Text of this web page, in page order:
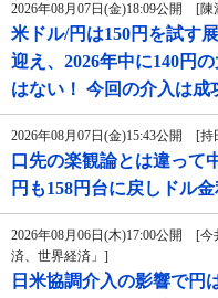
2026年08月07日(金)18:09公開 [
米ドル/円は150円を試す
迎え、2026年中に140円
はない！ 今回の介入は
2026年08月07日(金)15:43公開 [
口先の楽観論とは違って
円も158円台に戻しドル
2026年08月06日(木)17:00公開 [
済、世界経済」]
日米協調介入の影響で円